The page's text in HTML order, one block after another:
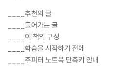
____추천의 글
____들어가는 글
____이 책의 구성
____학습을 시작하기 전에
____주피터 노트북 단축키 안내